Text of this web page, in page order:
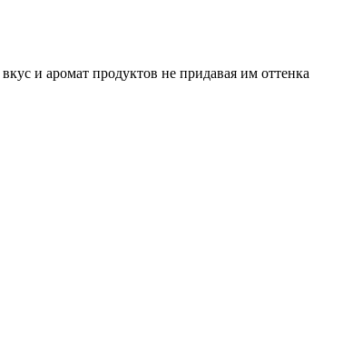
и аромат продуктов не придавая им оттенка